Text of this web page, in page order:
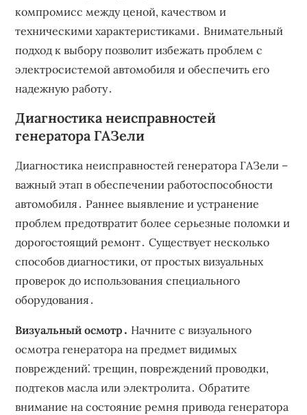
компромисс между ценой, качеством и
техническими характеристиками․ Внимательный
подход к выбору позволит избежать проблем с
электросистемой автомобиля и обеспечить его
надежную работу․
Диагностика неисправностей
генератора ГАЗели
Диагностика неисправностей генератора ГАЗели –
важный этап в обеспечении работоспособности
автомобиля․ Раннее выявление и устранение
проблем предотвратит более серьезные поломки и
дорогостоящий ремонт․ Существует несколько
способов диагностики, от простых визуальных
проверок до использования специального
оборудования․
Визуальный осмотр․ Начните с визуального
осмотра генератора на предмет видимых
повреждений⁚ трещин, повреждений проводки,
подтеков масла или электролита․ Обратите
внимание на состояние ремня привода генератора